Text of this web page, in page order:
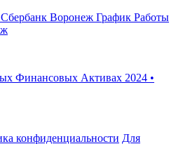
Воронеж График Работы
Финансовых Активах 2024 •
конфиденциальности Для